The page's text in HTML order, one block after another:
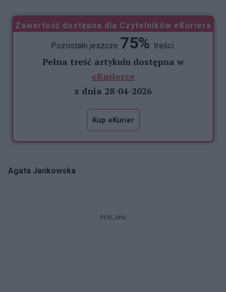
Zawartość dostępna dla Czytelników eKuriera
Pozostało jeszcze 75% treści.
Pełna treść artykułu dostępna w
eKurierze
z dnia 28-04-2026
Kup eKurier
Agata Jankowska
REKLAMA